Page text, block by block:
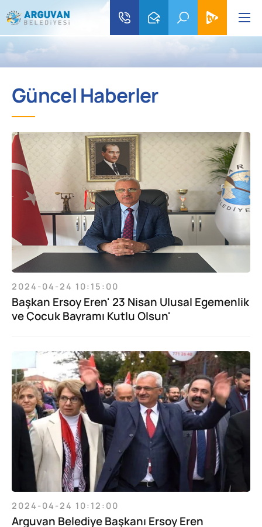
Güncel Haberler
2024-04-24 10:15:00
Başkan Ersoy Eren' 23 Nisan Ulusal Egemenlik
ve Çocuk Bayramı Kutlu Olsun'
2024-04-24 10:12:00
Arguvan Belediye Başkanı Ersoy Eren